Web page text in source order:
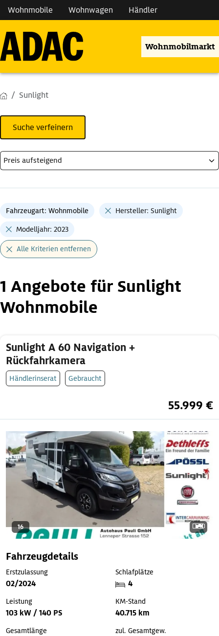
Wohnmobile Wohnwagen Händler
Wohnmobilmarkt
Sunlight
Suche verfeinern
Fahrzeugart: Wohnmobile Hersteller: Sunlight
Modelljahr: 2023
Alle Kriterien entfernen
1 Angebote für Sunlight
Wohnmobile
Sunlight A 60 Navigation +
Rückfahrkamera
Händlerinserat Gebraucht
55.999 €
16
Fahrzeugdetails
Erstzulassung
02/2024
Schlafplätze
4
Leistung
103 kW / 140 PS
KM-Stand
40.715 km
Gesamtlänge zul. Gesamtgew.